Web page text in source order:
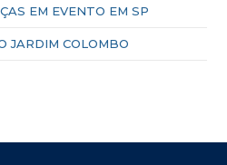
EM EVENTO EM SP
JARDIM COLOMBO